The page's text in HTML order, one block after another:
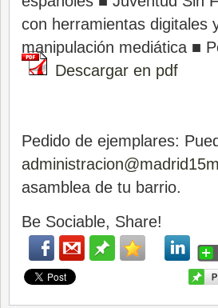
con herramientas digitales
manipulación mediática ■
Descargar en pdf
Pedido de ejemplares:
asamblea de tu barrio.
Be Sociable, Share!